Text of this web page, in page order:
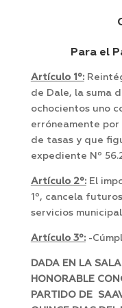
Para el
Artículo 1º:
de Dale, la suma
ochocientos uno
erróneamente
de tasas y que
expediente Nº
Artículo 2º:El
1º, cancela
servicios
Artículo 3º:-
DADA EN LA
HONORABLE
PARTIDO DE